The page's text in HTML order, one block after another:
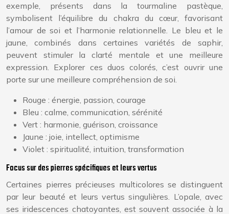
exemple, présents dans la tourmaline pastèque,
symbolisent l’équilibre du chakra du cœur, favorisant
l’amour de soi et l’harmonie relationnelle. Le bleu et le
jaune, combinés dans certaines variétés de saphir,
peuvent stimuler la clarté mentale et une meilleure
expression. Explorer ces duos colorés, c’est ouvrir une
porte sur une meilleure compréhension de soi.
Rouge : énergie, passion, courage
Bleu : calme, communication, sérénité
Vert : harmonie, guérison, croissance
Jaune : joie, intellect, optimisme
Violet : spiritualité, intuition, transformation
Focus sur des pierres spécifiques et leurs vertus
Certaines pierres précieuses multicolores se distinguent
par leur beauté et leurs vertus singulières. L’opale, avec
ses iridescences chatoyantes, est souvent associée à la